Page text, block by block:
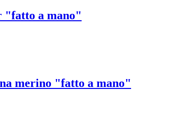
"fatto a mano"
merino "fatto a mano"